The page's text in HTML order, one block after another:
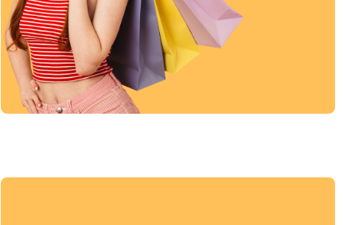
שופינג וצרכנות